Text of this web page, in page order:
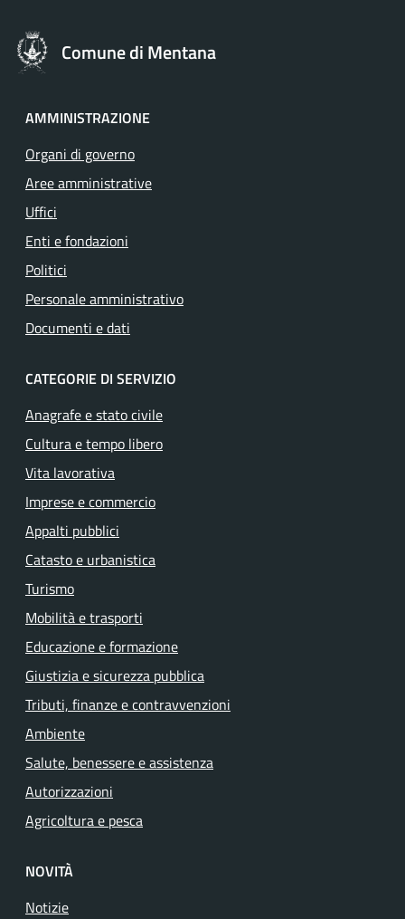
Comune di Mentana
AMMINISTRAZIONE
Organi di governo
Aree amministrative
Uffici
Enti e fondazioni
Politici
Personale amministrativo
Documenti e dati
CATEGORIE DI SERVIZIO
Anagrafe e stato civile
Cultura e tempo libero
Vita lavorativa
Imprese e commercio
Appalti pubblici
Catasto e urbanistica
Turismo
Mobilità e trasporti
Educazione e formazione
Giustizia e sicurezza pubblica
Tributi, finanze e contravvenzioni
Ambiente
Salute, benessere e assistenza
Autorizzazioni
Agricoltura e pesca
NOVITÀ
Notizie